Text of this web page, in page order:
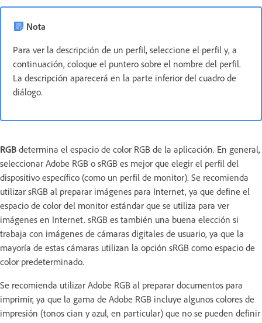
Nota
Para ver la descripción de un perfil, seleccione el perfil y, a
continuación, coloque el puntero sobre el nombre del perfil.
La descripción aparecerá en la parte inferior del cuadro de
diálogo.
RGB determina el espacio de color RGB de la aplicación. En general,
seleccionar Adobe RGB o sRGB es mejor que elegir el perfil del
dispositivo específico (como un perfil de monitor). Se recomienda
utilizar sRGB al preparar imágenes para Internet, ya que define el
espacio de color del monitor estándar que se utiliza para ver
imágenes en Internet. sRGB es también una buena elección si
trabaja con imágenes de cámaras digitales de usuario, ya que la
mayoría de estas cámaras utilizan la opción sRGB como espacio de
color predeterminado.
Se recomienda utilizar Adobe RGB al preparar documentos para
imprimir, ya que la gama de Adobe RGB incluye algunos colores de
impresión (tonos cian y azul, en particular) que no se pueden definir